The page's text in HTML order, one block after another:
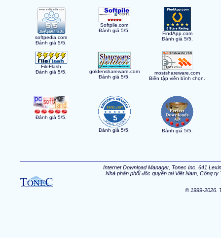
softpedia.com
Đánh giá 5/5.
Softpile.com
Đánh giá 5/5.
FindApp.com
Đánh giá 5/5.
FileFlash
Đánh giá 5/5.
goldenshareware.com
Đánh giá 5/5.
mostshareware.com
Biên tập viên bình chọn.
Đánh giá 5/5.
Đánh giá 5/5. Đánh giá 5/5.
Internet Download Manager, Tonec Inc. 641
Nhà phân phối độc quyền tại Việt Nam, Công
© 1999-2026.